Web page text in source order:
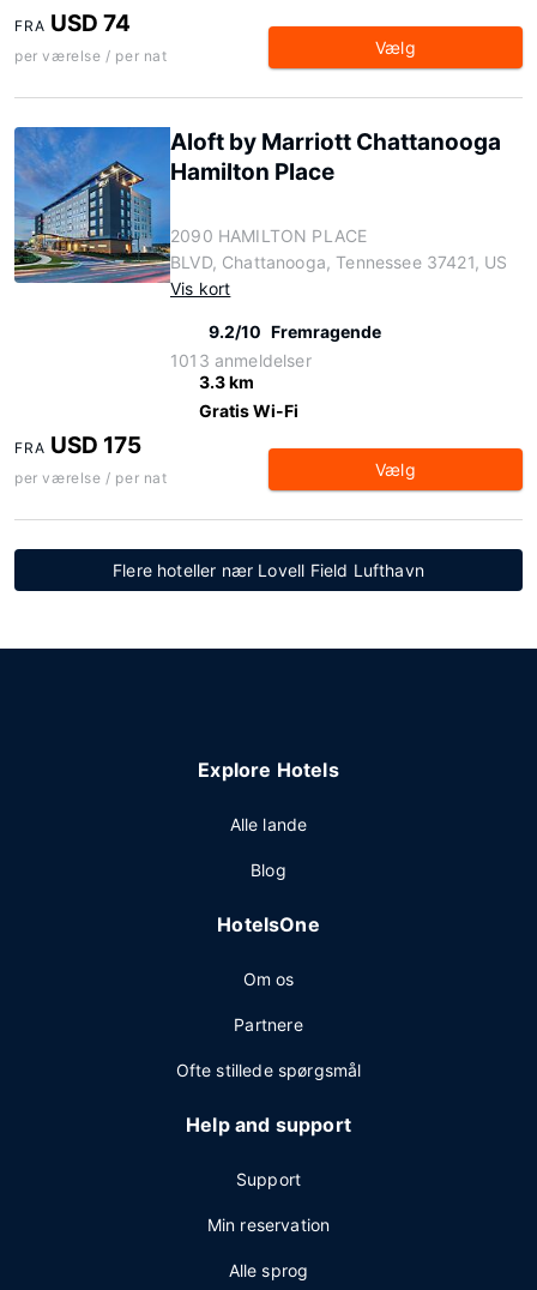
FRA USD 74
per værelse / per nat Vælg
Aloft by Marriott Chattanooga
Hamilton Place
2090 HAMILTON PLACE
BLVD, Chattanooga, Tennessee 37421, US
Vis kort
9.2/10 Fremragende
1013 anmeldelser
3.3 km
Gratis Wi-Fi
FRA USD 175
per værelse / per nat Vælg
Flere hoteller nær Lovell Field Lufthavn
Explore Hotels
Alle lande
Blog
HotelsOne
Om os
Partnere
Ofte stillede spørgsmål
Help and support
Support
Min reservation
Alle sprog